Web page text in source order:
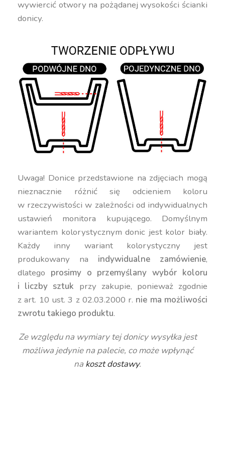
wywiercić otwory na pożądanej wysokości ścianki
donicy.
Uwaga! Donice przedstawione na zdjęciach mogą
nieznacznie różnić się odcieniem koloru
w rzeczywistości w zależności od indywidualnych
ustawień monitora kupującego. Domyślnym
wariantem kolorystycznym donic jest kolor biały.
Każdy inny wariant kolorystyczny jest
produkowany na indywidualne zamówienie,
dlatego prosimy o przemyślany wybór koloru
i liczby sztuk przy zakupie, ponieważ zgodnie
z art. 10 ust. 3 z 02.03.2000 r. nie ma możliwości
zwrotu takiego produktu.
Ze względu na wymiary tej donicy wysyłka jest
możliwa jedynie na palecie, co może wpłynąć
na koszt dostawy.